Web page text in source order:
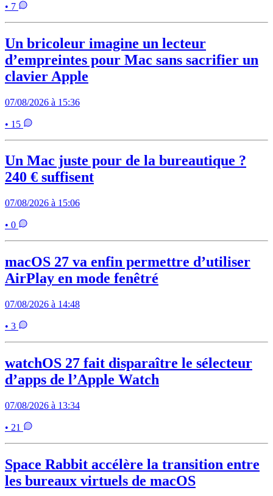
• 7
Un bricoleur imagine un lecteur
d’empreintes pour Mac sans sacrifier un
clavier Apple
07/08/2026 à 15:36
• 15
Un Mac juste pour de la bureautique ?
240 € suffisent
07/08/2026 à 15:06
• 0
macOS 27 va enfin permettre d’utiliser
AirPlay en mode fenêtré
07/08/2026 à 14:48
• 3
watchOS 27 fait disparaître le sélecteur
d’apps de l’Apple Watch
07/08/2026 à 13:34
• 21
Space Rabbit accélère la transition entre
les bureaux virtuels de macOS